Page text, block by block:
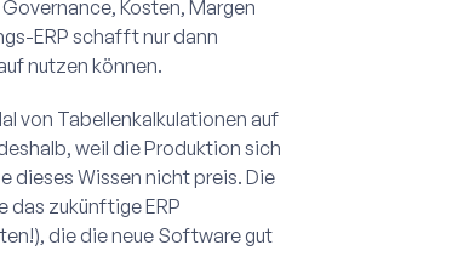
Kosten, Margen
ERP schafft nur dann
nutzen können.
von Tabellenkalkulationen auf
weil die Produktion sich
dieses Wissen nicht preis. Die
das zukünftige ERP
die die neue Software gut